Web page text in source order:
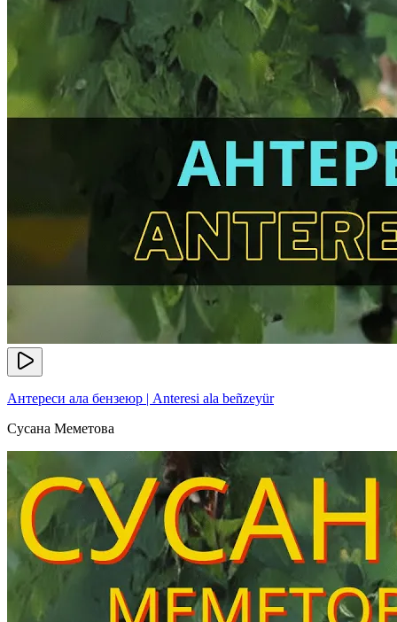
Антереси ала бензеюр | Anteresi ala beñzeyür
Сусана Меметова